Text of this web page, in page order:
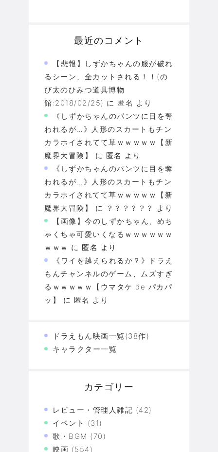
最近のコメント
【悲報】しずかちゃんの服が破れ
るシーン、全カットされる！！(の
び太のひみつ道具博物
館:2018/02/25) に 匿名 より
《しずかちゃんのパンツに目を奪
われるが…》人形のスカートもチン
カラホイされてて草ｗｗｗｗｗ【新
魔界大冒険】
に 匿名 より
《しずかちゃんのパンツに目を奪
われるが…》人形のスカートもチン
カラホイされてて草ｗｗｗｗｗ【新
魔界大冒険】
に ？？？？？？
より
【画像】今のしずかちゃん、めち
ゃくちゃ可愛いくなるｗｗｗｗｗｗ
ｗｗｗ に 匿名 より
《ワイを越えられるか？》ドラえ
もんチャンネルのゲーム、ムズすぎ
るｗｗｗｗｗ【ウマタケ de パカパ
ッ】
に 匿名 より
ドラえもん映画一覧(38作)
キャラクター一覧
カテゴリー
レビュー・管理人雑記 (42)
イベント (31)
歌・BGM (70)
映画 (554)